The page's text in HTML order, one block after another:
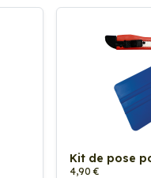
Kit de pose
4,90 €